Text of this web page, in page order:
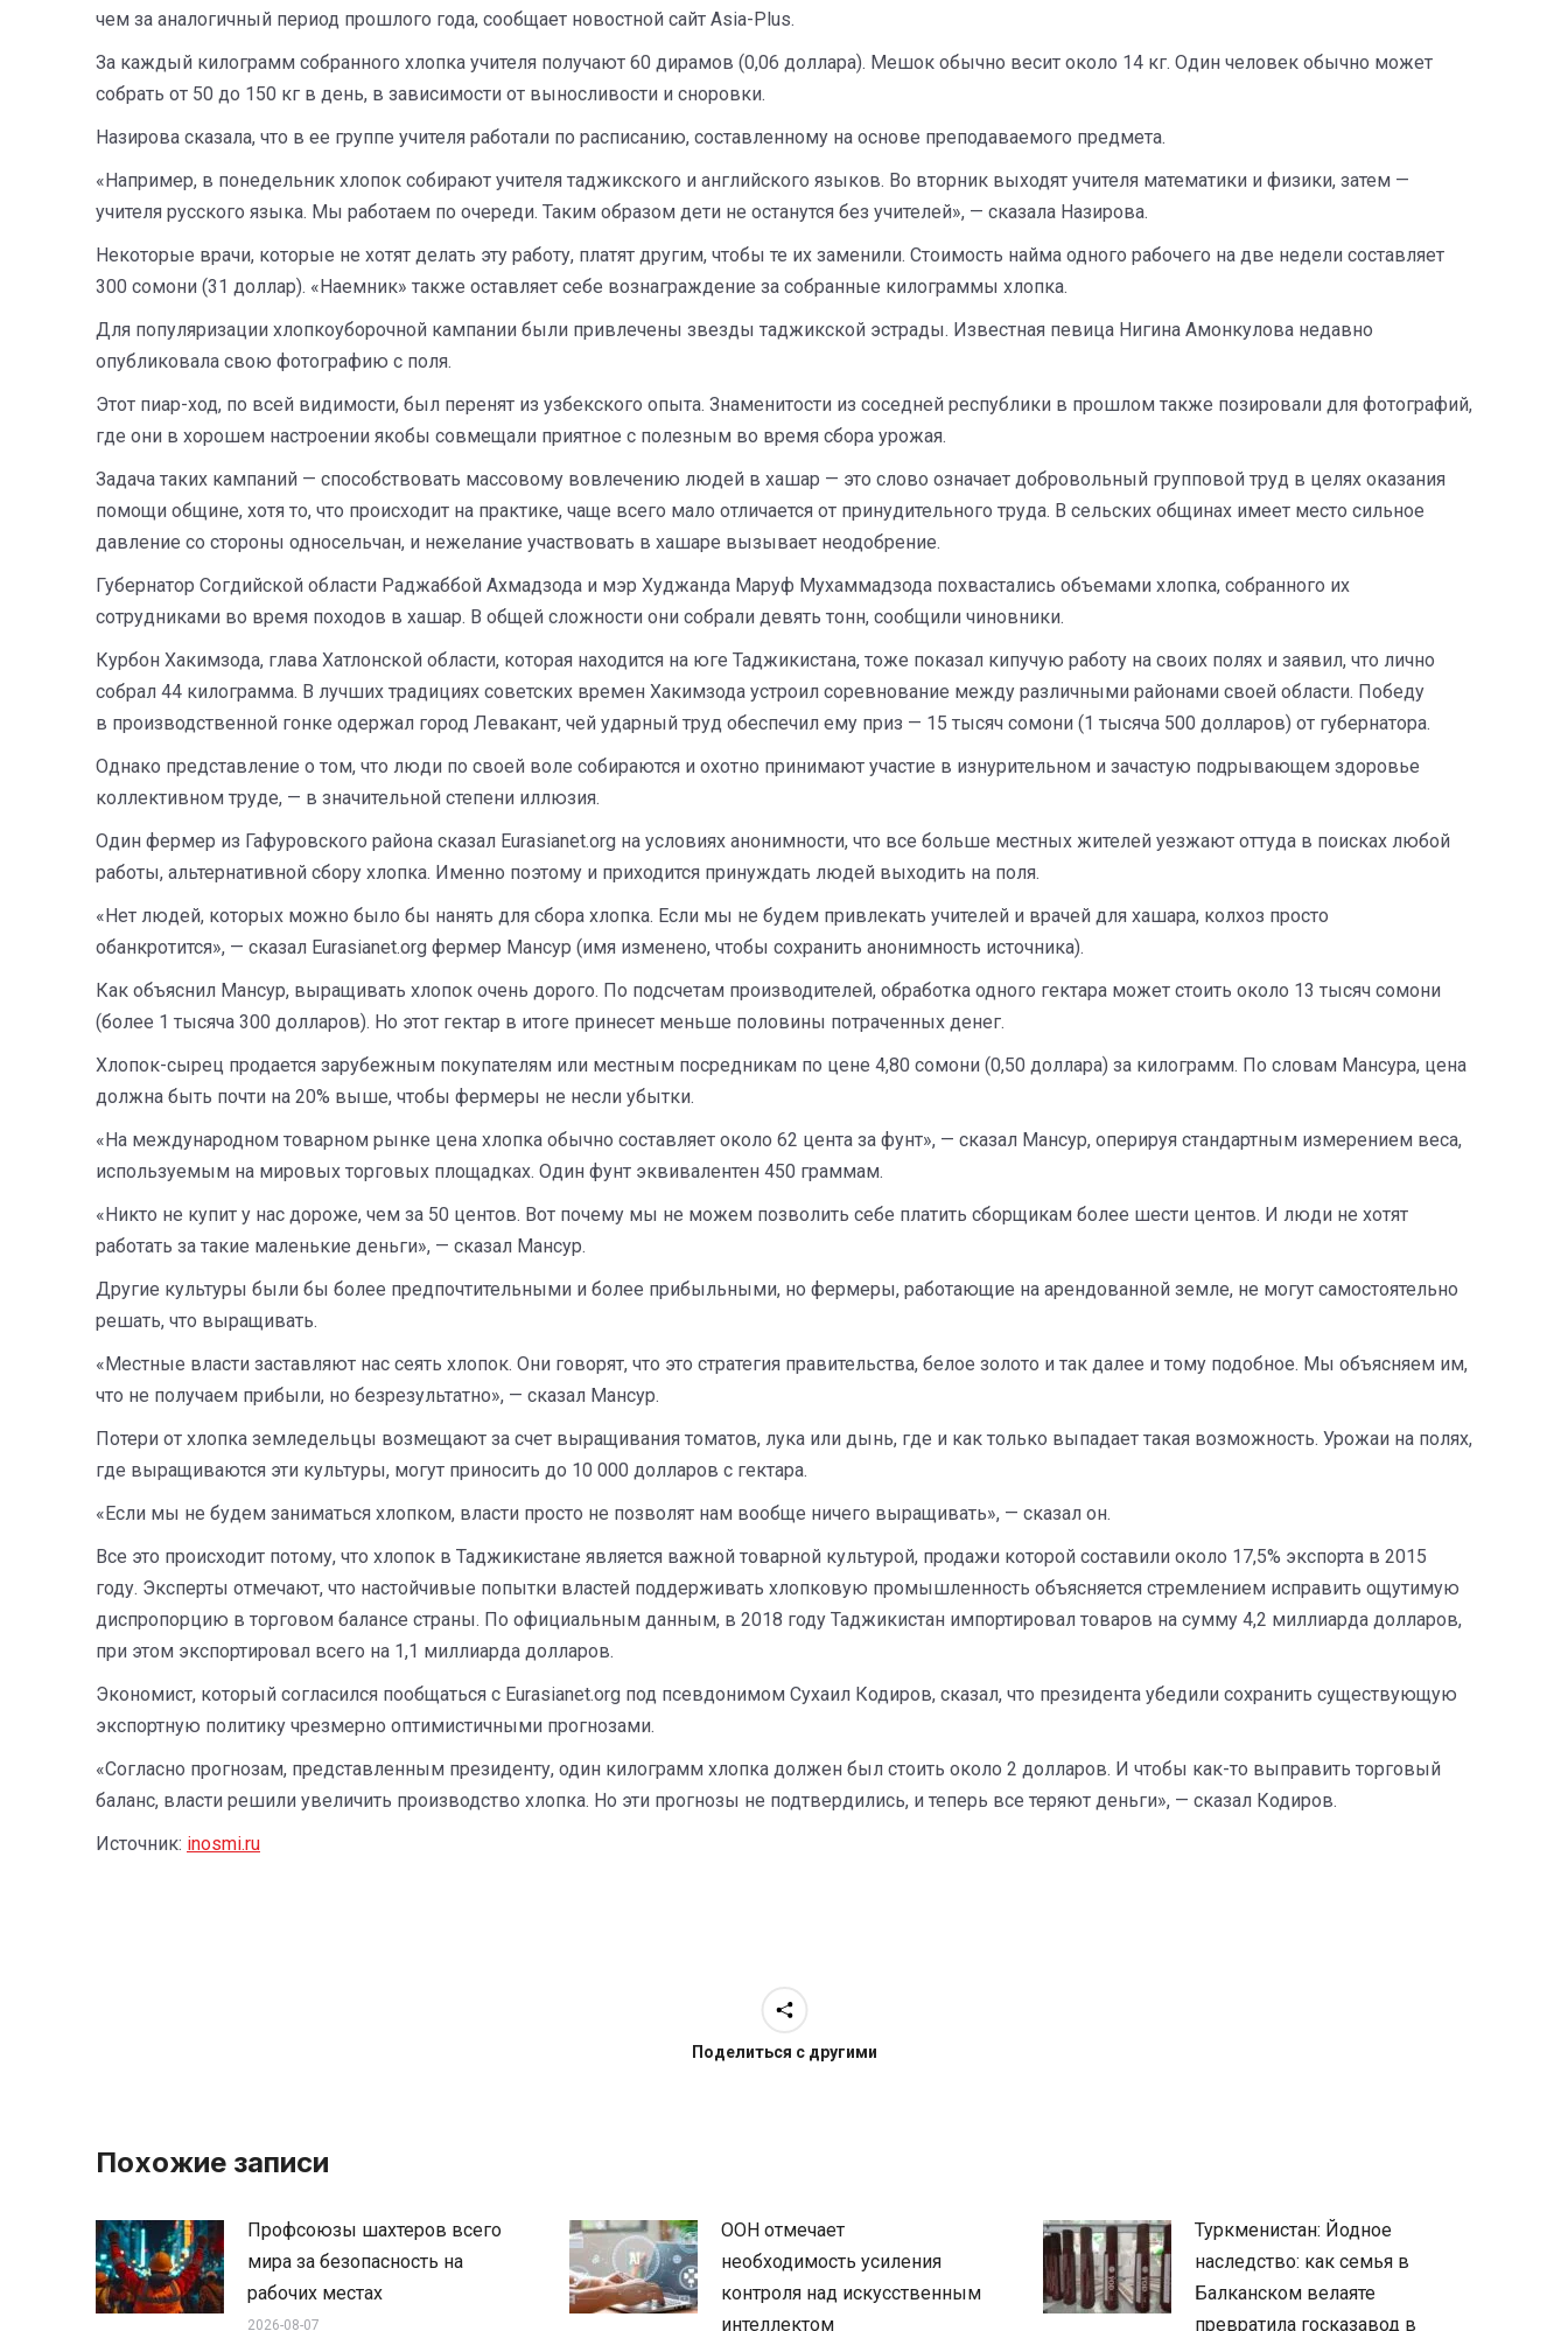
чем за аналогичный период прошлого года, сообщает новостной сайт Asia-Plus.
За каждый килограмм собранного хлопка учителя получают 60 дирамов (0,06 доллара). Мешок обычно весит около 14 кг. Один человек обычно может
собрать от 50 до 150 кг в день, в зависимости от выносливости и сноровки.
Назирова сказала, что в ее группе учителя работали по расписанию, составленному на основе преподаваемого предмета.
«Например, в понедельник хлопок собирают учителя таджикского и английского языков. Во вторник выходят учителя математики и физики, затем —
учителя русского языка. Мы работаем по очереди. Таким образом дети не останутся без учителей», — сказала Назирова.
Некоторые врачи, которые не хотят делать эту работу, платят другим, чтобы те их заменили. Стоимость найма одного рабочего на две недели составляет
300 сомони (31 доллар). «Наемник» также оставляет себе вознаграждение за собранные килограммы хлопка.
Для популяризации хлопкоуборочной кампании были привлечены звезды таджикской эстрады. Известная певица Нигина Амонкулова недавно
опубликовала свою фотографию с поля.
Этот пиар-ход, по всей видимости, был перенят из узбекского опыта. Знаменитости из соседней республики в прошлом также позировали для фотографий,
где они в хорошем настроении якобы совмещали приятное с полезным во время сбора урожая.
Задача таких кампаний — способствовать массовому вовлечению людей в хашар — это слово означает добровольный групповой труд в целях оказания
помощи общине, хотя то, что происходит на практике, чаще всего мало отличается от принудительного труда. В сельских общинах имеет место сильное
давление со стороны односельчан, и нежелание участвовать в хашаре вызывает неодобрение.
Губернатор Согдийской области Раджаббой Ахмадзода и мэр Худжанда Маруф Мухаммадзода похвастались объемами хлопка, собранного их
сотрудниками во время походов в хашар. В общей сложности они собрали девять тонн, сообщили чиновники.
Курбон Хакимзода, глава Хатлонской области, которая находится на юге Таджикистана, тоже показал кипучую работу на своих полях и заявил, что лично
собрал 44 килограмма. В лучших традициях советских времен Хакимзода устроил соревнование между различными районами своей области. Победу
в производственной гонке одержал город Левакант, чей ударный труд обеспечил ему приз — 15 тысяч сомони (1 тысяча 500 долларов) от губернатора.
Однако представление о том, что люди по своей воле собираются и охотно принимают участие в изнурительном и зачастую подрывающем здоровье
коллективном труде, — в значительной степени иллюзия.
Один фермер из Гафуровского района сказал Eurasianet.org на условиях анонимности, что все больше местных жителей уезжают оттуда в поисках любой
работы, альтернативной сбору хлопка. Именно поэтому и приходится принуждать людей выходить на поля.
«Нет людей, которых можно было бы нанять для сбора хлопка. Если мы не будем привлекать учителей и врачей для хашара, колхоз просто
обанкротится», — сказал Eurasianet.org фермер Мансур (имя изменено, чтобы сохранить анонимность источника).
Как объяснил Мансур, выращивать хлопок очень дорого. По подсчетам производителей, обработка одного гектара может стоить около 13 тысяч сомони
(более 1 тысяча 300 долларов). Но этот гектар в итоге принесет меньше половины потраченных денег.
Хлопок-сырец продается зарубежным покупателям или местным посредникам по цене 4,80 сомони (0,50 доллара) за килограмм. По словам Мансура, цена
должна быть почти на 20% выше, чтобы фермеры не несли убытки.
«На международном товарном рынке цена хлопка обычно составляет около 62 цента за фунт», — сказал Мансур, оперируя стандартным измерением веса,
используемым на мировых торговых площадках. Один фунт эквивалентен 450 граммам.
«Никто не купит у нас дороже, чем за 50 центов. Вот почему мы не можем позволить себе платить сборщикам более шести центов. И люди не хотят
работать за такие маленькие деньги», — сказал Мансур.
Другие культуры были бы более предпочтительными и более прибыльными, но фермеры, работающие на арендованной земле, не могут самостоятельно
решать, что выращивать.
«Местные власти заставляют нас сеять хлопок. Они говорят, что это стратегия правительства, белое золото и так далее и тому подобное. Мы объясняем им,
что не получаем прибыли, но безрезультатно», — сказал Мансур.
Потери от хлопка земледельцы возмещают за счет выращивания томатов, лука или дынь, где и как только выпадает такая возможность. Урожаи на полях,
где выращиваются эти культуры, могут приносить до 10 000 долларов с гектара.
«Если мы не будем заниматься хлопком, власти просто не позволят нам вообще ничего выращивать», — сказал он.
Все это происходит потому, что хлопок в Таджикистане является важной товарной культурой, продажи которой составили около 17,5% экспорта в 2015
году. Эксперты отмечают, что настойчивые попытки властей поддерживать хлопковую промышленность объясняется стремлением исправить ощутимую
диспропорцию в торговом балансе страны. По официальным данным, в 2018 году Таджикистан импортировал товаров на сумму 4,2 миллиарда долларов,
при этом экспортировал всего на 1,1 миллиарда долларов.
Экономист, который согласился пообщаться с Eurasianet.org под псевдонимом Сухаил Кодиров, сказал, что президента убедили сохранить существующую
экспортную политику чрезмерно оптимистичными прогнозами.
«Согласно прогнозам, представленным президенту, один килограмм хлопка должен был стоить около 2 долларов. И чтобы как-то выправить торговый
баланс, власти решили увеличить производство хлопка. Но эти прогнозы не подтвердились, и теперь все теряют деньги», — сказал Кодиров.
Источник: inosmi.ru
Поделиться с другими
Похожие записи
Профсоюзы шахтеров всего
мира за безопасность на
рабочих местах
2026-08-07
ООН отмечает
необходимость усиления
контроля над искусственным
интеллектом
Туркменистан: Йодное
наследство: как семья в
Балканском велаяте
превратила госказавод в